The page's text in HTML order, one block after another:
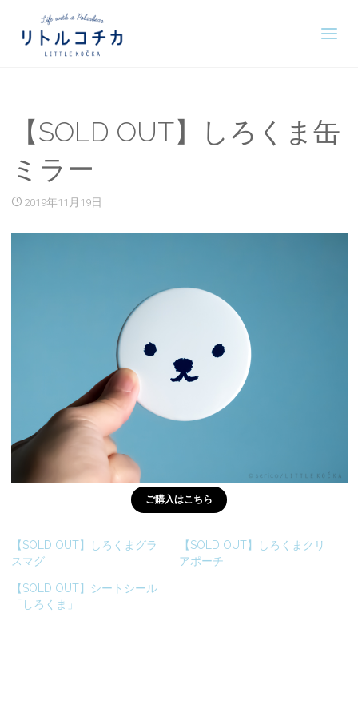
【SOLD OUT】しろくま缶
ミラー
2019年11月19日
ご購入はこちら
【SOLD OUT】しろくまグラ
スマグ
【SOLD OUT】しろくまクリ
アポーチ
【SOLD OUT】シートシール
「しろくま」